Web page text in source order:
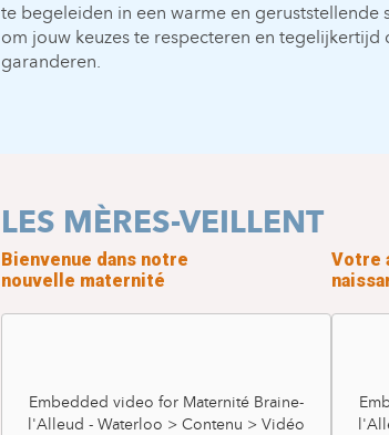
te begeleiden in een warme en geruststellende
om jouw keuzes te respecteren en
garanderen.
LES MÈRES-VEILLENT
Bienvenue dans notre
nouvelle maternité
Embedded video for Maternité Braine-
l'Alleud - Waterloo > Contenu > Vidéo
Votre